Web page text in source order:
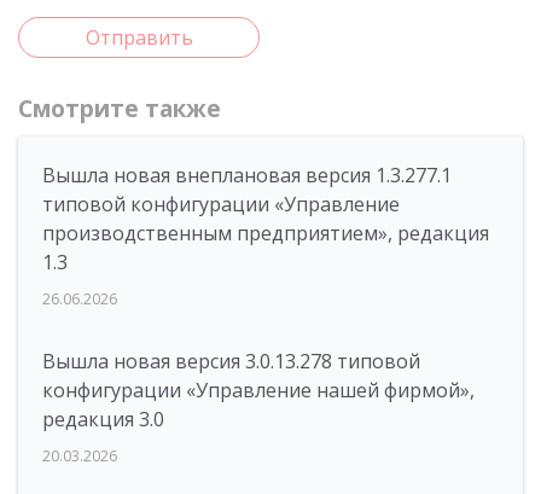
Отправить
Смотрите также
Вышла новая внеплановая версия 1.3.277.1
типовой конфигурации «Управление
производственным предприятием», редакция
1.3
26.06.2026
Вышла новая версия 3.0.13.278 типовой
конфигурации «Управление нашей фирмой»,
редакция 3.0
20.03.2026